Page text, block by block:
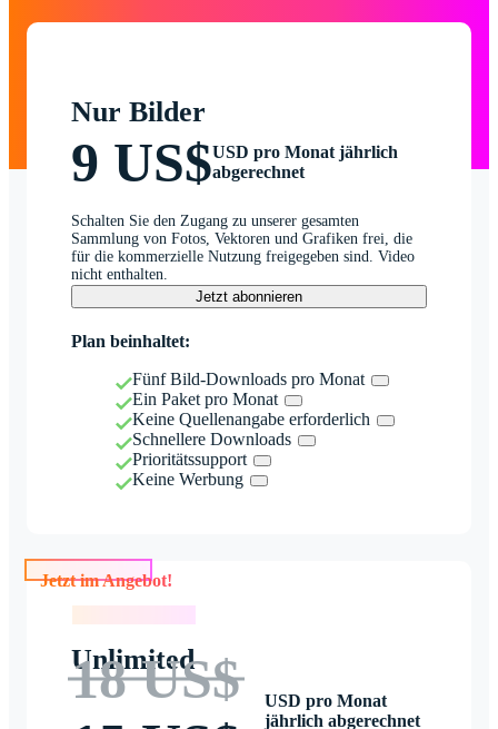
Nur Bilder
9 US$USD pro Monat jährlich
abgerechnet
Schalten Sie den Zugang zu unserer gesamten
Sammlung von Fotos, Vektoren und Grafiken frei, die
für die kommerzielle Nutzung freigegeben sind. Video
nicht enthalten.
Jetzt abonnieren
Plan beinhaltet:
Fünf Bild-Downloads pro Monat
Ein Paket pro Monat
Keine Quellenangabe erforderlich
Schnellere Downloads
Prioritätssupport
Keine Werbung
Jetzt im Angebot!
Unlimited
18 US$
USD pro Monat
jährlich abgerechnet